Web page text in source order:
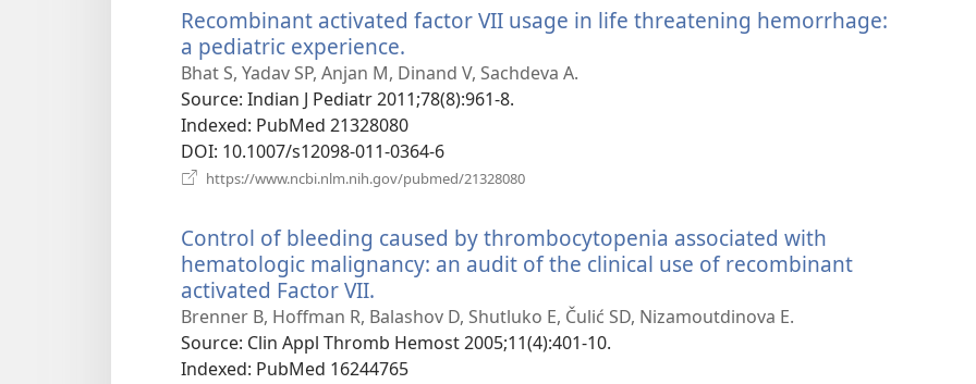
вікні)
Recombinant activated factor VII usage in life threatening hemorrhage:
a pediatric experience.
у
новому
вікні)
Bhat S, Yadav SP, Anjan M, Dinand V, Sachdeva A.
Source‎: Indian J Pediatr 2011;78(8):961-8.
Indexed‎: PubMed 21328080
DOI‎: 10.1007/s12098-011-0364-6
https://www.ncbi.nlm.nih.gov/pubmed/21328080
вікні)
Control of bleeding caused by thrombocytopenia associated with
hematologic malignancy: an audit of the clinical use of recombinant
activated Factor VII.
у
новому
вікні)
Brenner B, Hoffman R, Balashov D, Shutluko E, Čulić SD, Nizamoutdinova E.
Source‎: Clin Appl Thromb Hemost 2005;11(4):401-10.
Indexed‎: PubMed 16244765